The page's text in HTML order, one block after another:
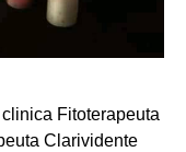
Fitoterapeuta
Clarividente